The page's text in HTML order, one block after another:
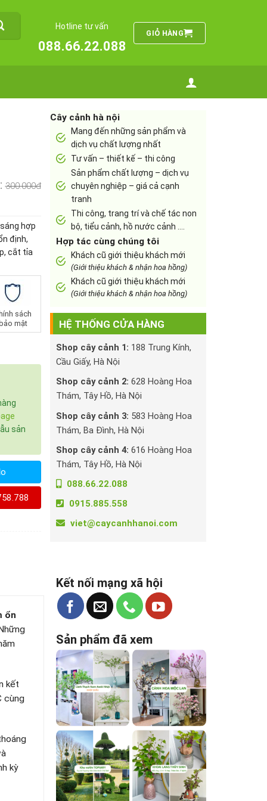
Hotline tư vấn
088.66.22.088
GIỎ HÀNG
300.000đ
hợp
định,
cắt tỉa
sách
bảo mật
sản
Cây cảnh hà nội
Mang đến những sản phẩm và
dịch vụ chất lượng nhất
Tư vấn – thiết kế – thi công
Sản phẩm chất lượng – dịch vụ
chuyên nghiệp – giá cả cạnh
tranh
Thi công, trang trí và chế tác non
bộ, tiểu cảnh, hồ nước cảnh ….
Hợp tác cùng chúng tôi
Khách cũ giới thiệu khách mới
(Giới thiệu khách & nhận hoa hồng)
Khách cũ giới thiệu khách mới
(Giới thiệu khách & nhận hoa hồng)
HỆ THỐNG CỬA HÀNG
Shop cây cảnh 1: 188 Trung Kính,
Cầu Giấy, Hà Nội
Shop cây cảnh 2: 628 Hoàng Hoa
Thám, Tây Hồ, Hà Nội
Shop cây cảnh 3: 583 Hoàng Hoa
Thám, Ba Đình, Hà Nội
Shop cây cảnh 4: 616 Hoàng Hoa
Thám, Tây Hồ, Hà Nội
088.66.22.088
0915.885.558
viet@caycanhhanoi.com
ổn
kết
cùng
kỳ
Kết nối mạng xã hội
Sản phẩm đã xem